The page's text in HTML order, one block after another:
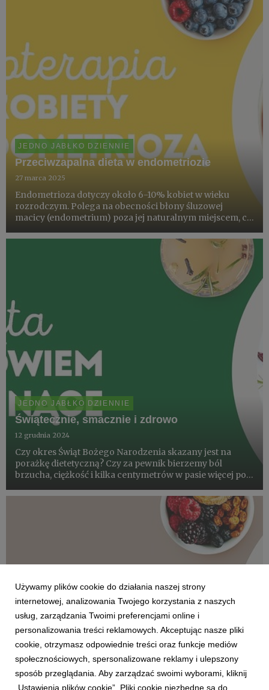
JEDNO JABŁKO DZIENNIE
Przeciwzapalna dieta w endometriozie
27 marca 2025
Endometrioza dotyczy około 6-10% kobiet w wieku
rozrodczym. Polega na obecności błony śluzowej
macicy (endometrium) poza jej naturalnym miejscem, co
częściach ciała. Choroba ta wiąże się z przewlekłym
JEDNO JABŁKO DZIENNIE
Świątecznie, smacznie i zdrowo
12 grudnia 2024
Czy okres Świąt Bożego Narodzenia skazany jest na
porażkę dietetyczną? Czy za pewnik bierzemy ból
brzucha, ciężkość i kilka centymetrów w pasie więcej po
wszystkiego i przy tym jeść zdrowo? Można! Należy
JEDNO JABŁKO DZIENNIE
Zima na witaminach
Używamy plików cookie do działania naszej strony
internetowej, analizowania Twojego korzystania z naszych
usług, zarządzania Twoimi preferencjami online i
personalizowania treści reklamowych. Akceptując nasze pliki
cookie, otrzymasz odpowiednie treści oraz funkcje mediów
społecznościowych, spersonalizowane reklamy i ulepszony
sposób przeglądania. Aby zarządzać swoimi wyborami, kliknij
„Ustawienia plików cookie”. Pliki cookie niezbędne są do